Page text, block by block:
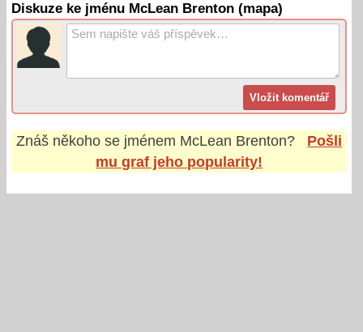
Diskuze ke jménu McLean Brenton (mapa)
Znáš někoho se jménem McLean Brenton?
Pošli
mu graf jeho popularity!